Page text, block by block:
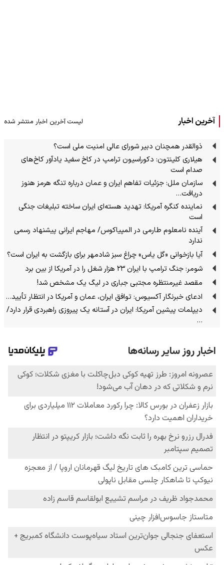
آخرین اخبار لیست آخرین اخبار منتشر شده
ذوالقدر همچنان دبیر شورای ‌عالی امنیت ملی است؟
هیلاری کلینتون: دکوراسیون ترامپ در کاخ سفید یادآور کاخ‌های
صدام است
سازمان ملل: جزئیات تفاهم ایران و عمان درباره تنگه هرمز هنوز
دریافت…
نماینده کنگره آمریکا: تهدید هسته‌ای ایران ساخته تبلیغات جنگی
است
آینده نامعلوم طارمی در المپیاکوس/ مهاجم ایرانی پیشنهاد رسمی
ندارد
آیا بازخوانی «گل یاس» چراغ سبز شادمهر برای بازگشت به ایران است؟
شومر: جنگ ترامپ با ایران ۲۳ هزار شغل را در آمریکا از بین برد
مقصد غیرمنتظره مجتبی جباری در لیگ یک مشخص شد!
ادعای خبرنگار آکسیوس: توافق ایران، عمان و آمریکا در انتظار تأیید…
دیپلمات پیشین آمریکا: ایران در آستانه یک پیروزی راهبردی قرار دارد/
…